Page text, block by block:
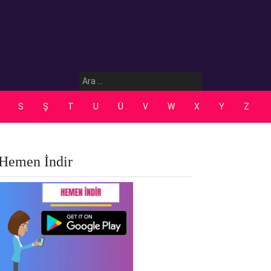
Arama:
S Ş T U Ü V W X Y Z
İndir